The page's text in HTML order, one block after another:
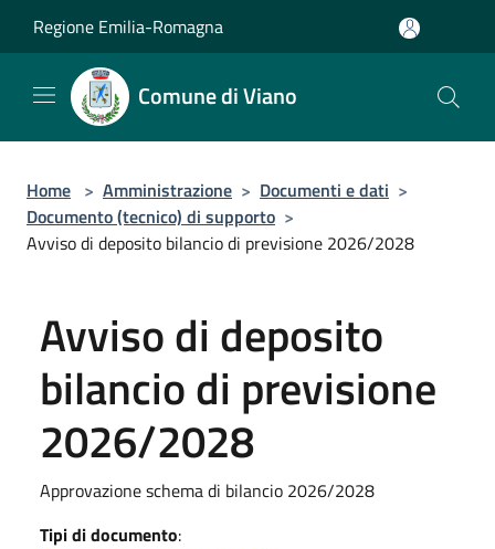
Regione Emilia-Romagna
Comune di Viano
Home > Amministrazione > Documenti e dati >
Documento (tecnico) di supporto >
Avviso di deposito bilancio di previsione 2026/2028
Avviso di deposito
bilancio di previsione
2026/2028
Approvazione schema di bilancio 2026/2028
Tipi di documento: